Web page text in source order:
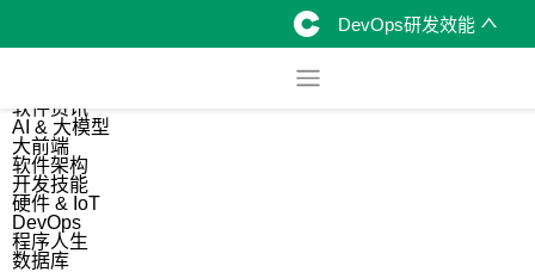
DevOps研发效能
软件资讯
AI & 大模型
大前端
软件架构
开发技能
硬件 & IoT
DevOps
程序人生
数据库